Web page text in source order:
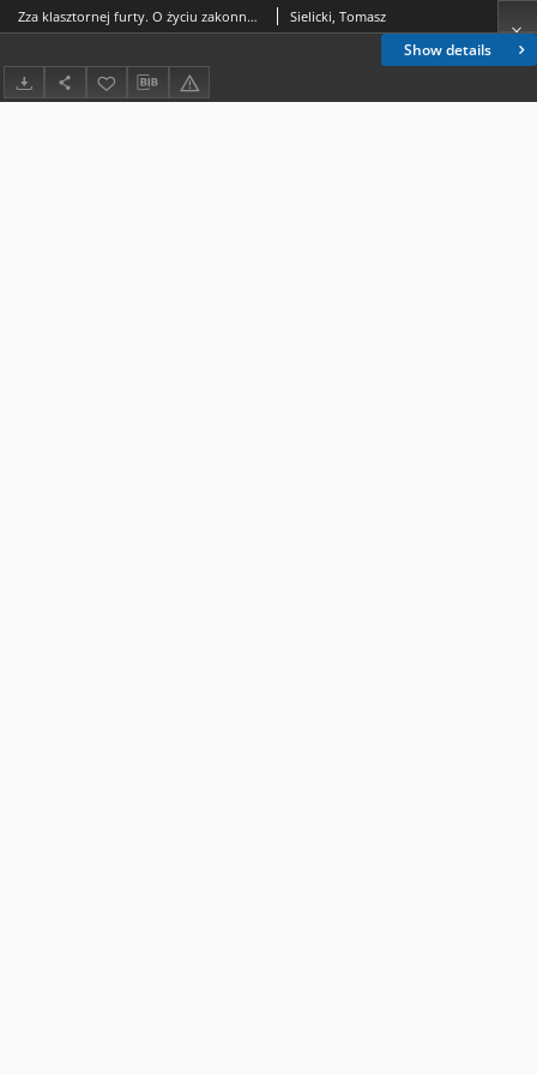
Show details
Zza klasztornej furty. O życiu zakonnym dzisiaj z Przełożonym Generalnym Towarzystwa Chrystusowego dla Polonii Zagranicznej, ks. Tomaszem Sielickim, rozmawia ks. Jan Hadalski SChr. Sielicki, Tomasz